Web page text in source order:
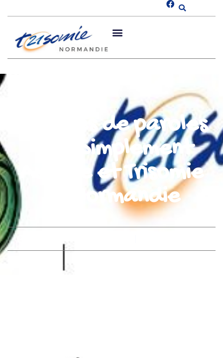
Groupes de paroles
Tout Simplement
Autiste et Trisomie
21 Normandie